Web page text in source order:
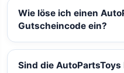
Wie löse ich einen
Gutscheincode ein?
Sind die